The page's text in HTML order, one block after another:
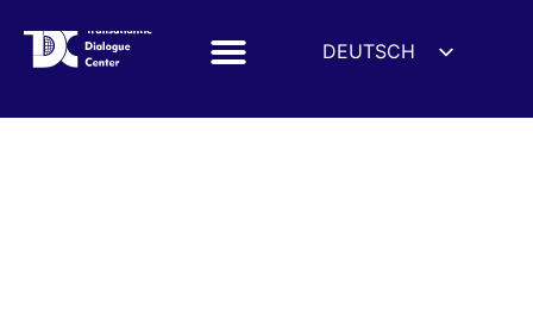
DEUTSCH